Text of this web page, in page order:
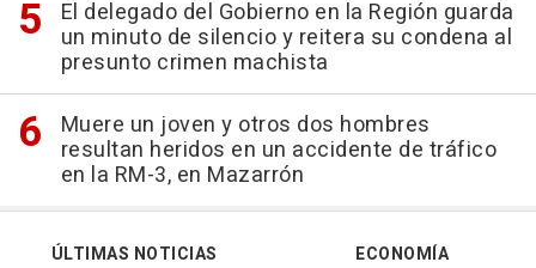
El delegado del Gobierno en la Región guarda
un minuto de silencio y reitera su condena al
presunto crimen machista
Muere un joven y otros dos hombres
resultan heridos en un accidente de tráfico
en la RM-3, en Mazarrón
ÚLTIMAS NOTICIAS
ECONOMÍA